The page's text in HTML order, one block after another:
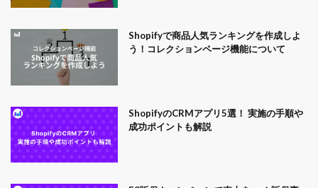
Shopifyで商品人気ランキングを作成しよ
う！コレクションページ機能について
ShopifyのCRMアプリ5選！ 実施の手順や
成功ポイントも解説